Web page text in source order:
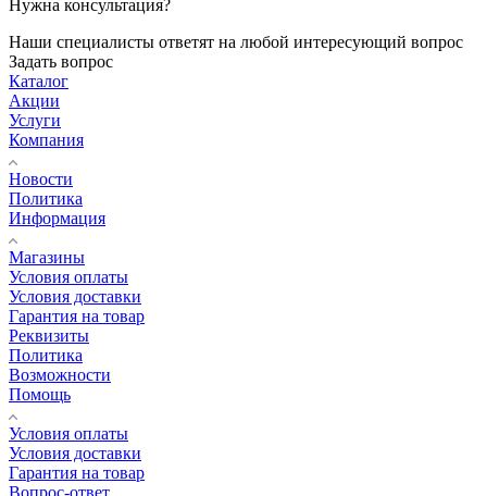
Нужна консультация?
Наши специалисты ответят на любой интересующий вопрос
Задать вопрос
Каталог
Акции
Услуги
Компания
Новости
Политика
Информация
Магазины
Условия оплаты
Условия доставки
Гарантия на товар
Реквизиты
Политика
Возможности
Помощь
Условия оплаты
Условия доставки
Гарантия на товар
Вопрос-ответ